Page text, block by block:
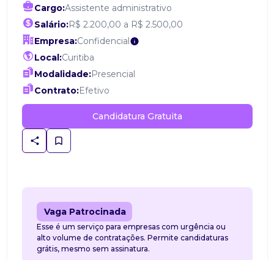
Cargo:Assistente administrativo
Salário:R$ 2.200,00 a R$ 2.500,00
Empresa:Confidencial
Local:Curitiba
Modalidade:Presencial
Contrato:Efetivo
Candidatura Gratuita
Vaga Patrocinada
Esse é um serviço para empresas com urgência ou
alto volume de contratações. Permite candidaturas
grátis, mesmo sem assinatura.